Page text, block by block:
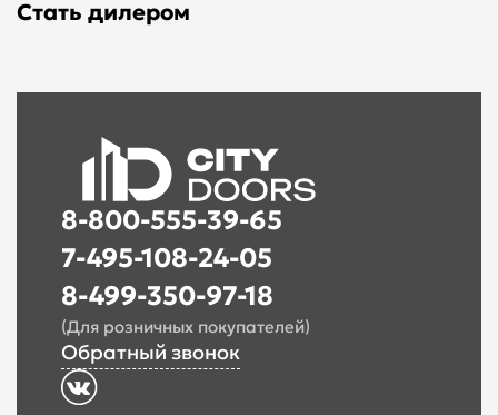
Стать дилером
8-800-555-39-65
7-495-108-24-05
8-499-350-97-18
(Для розничных покупателей)
Обратный звонок